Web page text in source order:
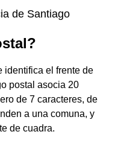
de Santiago
identifica el frente de
postal asocia 20
de 7 caracteres, de
a una comuna, y
de cuadra.